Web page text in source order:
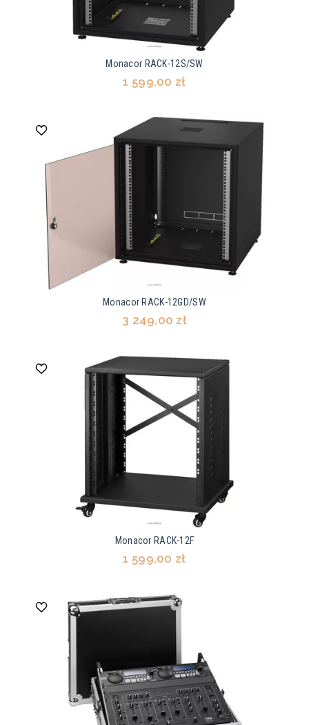
Monacor RACK-12S/SW
1 599,00 zł
Monacor RACK-12GD/SW
3 249,00 zł
Monacor RACK-12F
1 599,00 zł